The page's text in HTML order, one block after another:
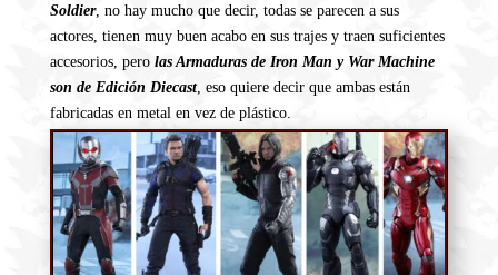
Soldier, no hay mucho que decir, todas se parecen a sus
actores, tienen muy buen acabo en sus trajes y traen suficientes
accesorios, pero las Armaduras de Iron Man y War Machine
son de Edición Diecast, eso quiere decir que ambas están
fabricadas en metal en vez de plástico.